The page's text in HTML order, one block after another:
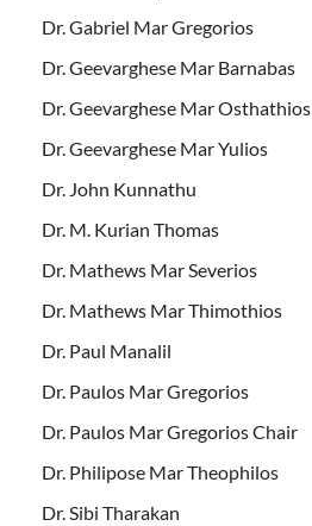
Dr. Gabriel Mar Gregorios
Dr. Geevarghese Mar Barnabas
Dr. Geevarghese Mar Osthathios
Dr. Geevarghese Mar Yulios
Dr. John Kunnathu
Dr. M. Kurian Thomas
Dr. Mathews Mar Severios
Dr. Mathews Mar Thimothios
Dr. Paul Manalil
Dr. Paulos Mar Gregorios
Dr. Paulos Mar Gregorios Chair
Dr. Philipose Mar Theophilos
Dr. Sibi Tharakan